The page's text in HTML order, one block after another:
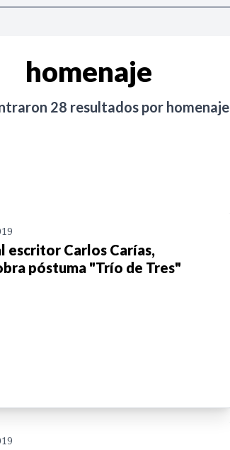
homenaje
28 resultados por homenaje
escritor Carlos Carías,
póstuma "Trío de Tres"